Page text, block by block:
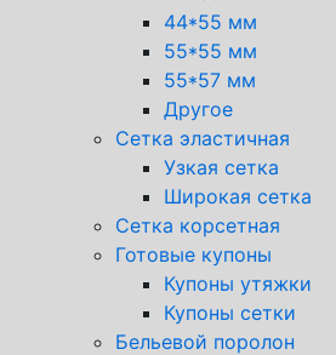
44*55 мм
55*55 мм
55*57 мм
Другое
Сетка эластичная
Узкая сетка
Широкая сетка
Сетка корсетная
Готовые купоны
Купоны утяжки
Купоны сетки
Бельевой поролон